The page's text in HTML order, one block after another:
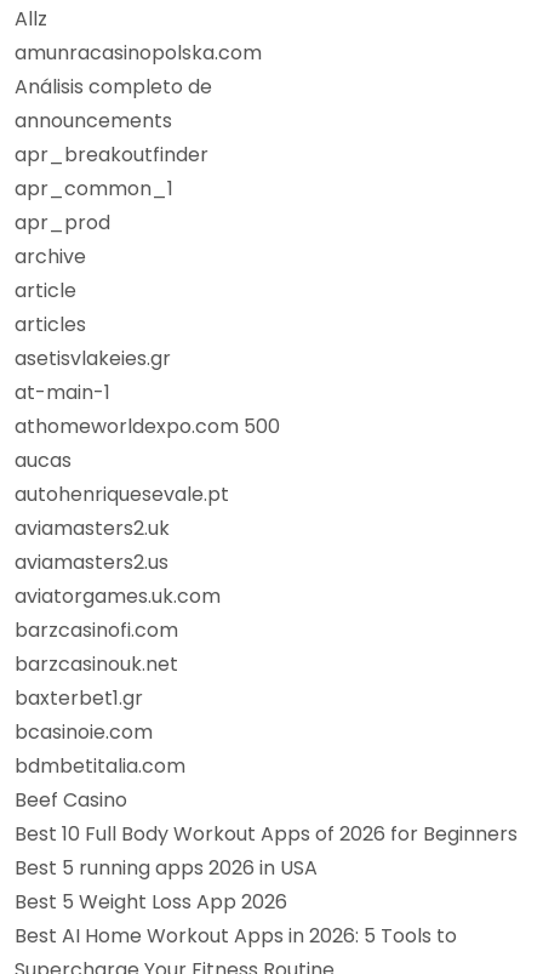
Allz
amunracasinopolska.com
Análisis completo de
announcements
apr_breakoutfinder
apr_common_1
apr_prod
archive
article
articles
asetisvlakeies.gr
at-main-1
athomeworldexpo.com 500
aucas
autohenriquesevale.pt
aviamasters2.uk
aviamasters2.us
aviatorgames.uk.com
barzcasinofi.com
barzcasinouk.net
baxterbet1.gr
bcasinoie.com
bdmbetitalia.com
Beef Casino
Best 10 Full Body Workout Apps of 2026 for Beginners
Best 5 running apps 2026 in USA
Best 5 Weight Loss App 2026
Best AI Home Workout Apps in 2026: 5 Tools to